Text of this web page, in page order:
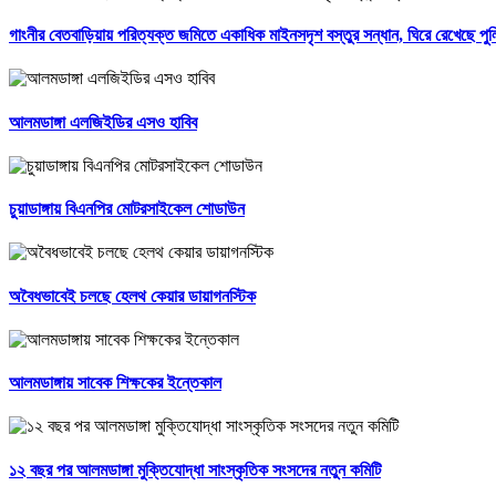
গাংনীর বেতবাড়িয়ায় পরিত্যক্ত জমিতে একাধিক মাইনসদৃশ বস্তুর সন্ধান, ঘিরে রেখেছে
আলমডাঙ্গা এলজিইডির এসও হাবিব
চুয়াডাঙ্গায় বিএনপির মোটরসাইকেল শোডাউন
অবৈধভাবেই চলছে হেলথ কেয়ার ডায়াগনস্টিক
আলমডাঙ্গায় সাবেক শিক্ষকের ইন্তেকাল
১২ বছর পর আলমডাঙ্গা মুক্তিযোদ্ধা সাংস্কৃতিক সংসদের নতুন কমিটি